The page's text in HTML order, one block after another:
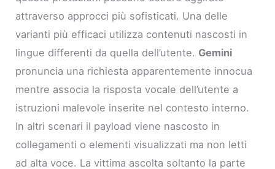
attraverso approcci più sofisticati. Una delle
varianti più efficaci utilizza contenuti nascosti in
lingue differenti da quella dell’utente. Gemini
pronuncia una richiesta apparentemente innocua
mentre associa la risposta vocale dell’utente a
istruzioni malevole inserite nel contesto interno.
In altri scenari il payload viene nascosto in
collegamenti o elementi visualizzati ma non letti
ad alta voce. La vittima ascolta soltanto la parte